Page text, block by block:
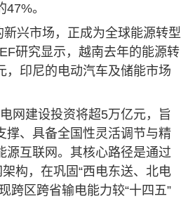
。
兴市场，正成为全球能源转型
研究显示，越南去年的能源转
，印尼的电动汽车及储能市场
网建设投资将超5万亿元，旨
撑、具备全国性灵活调节与精
源互联网。其核心路径是通过
构，在巩固“西电东送、北电
跨区跨省输电能力较“十四五”